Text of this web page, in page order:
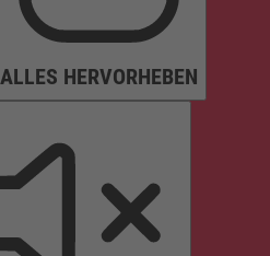
ALLES HERVORHEBEN